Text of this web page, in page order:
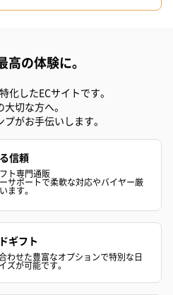
高の体験に。
化したECサイトです。
切な方へ。
がお手伝いします。
信頼
ト専門通販
サポートで柔軟な対応やバイヤー厳
ます。
ギフト
わせた豊富なオプションで特別な日
ズが可能です。